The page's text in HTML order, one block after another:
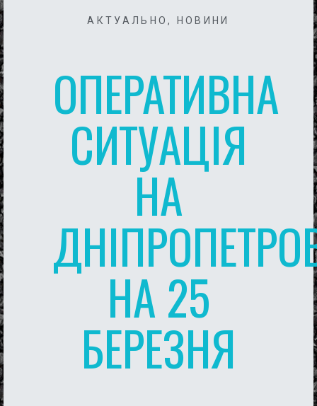
АКТУАЛЬНО, НОВИНИ
ОПЕРАТИВНА
СИТУАЦІЯ
НА
НА 25
БЕРЕЗНЯ